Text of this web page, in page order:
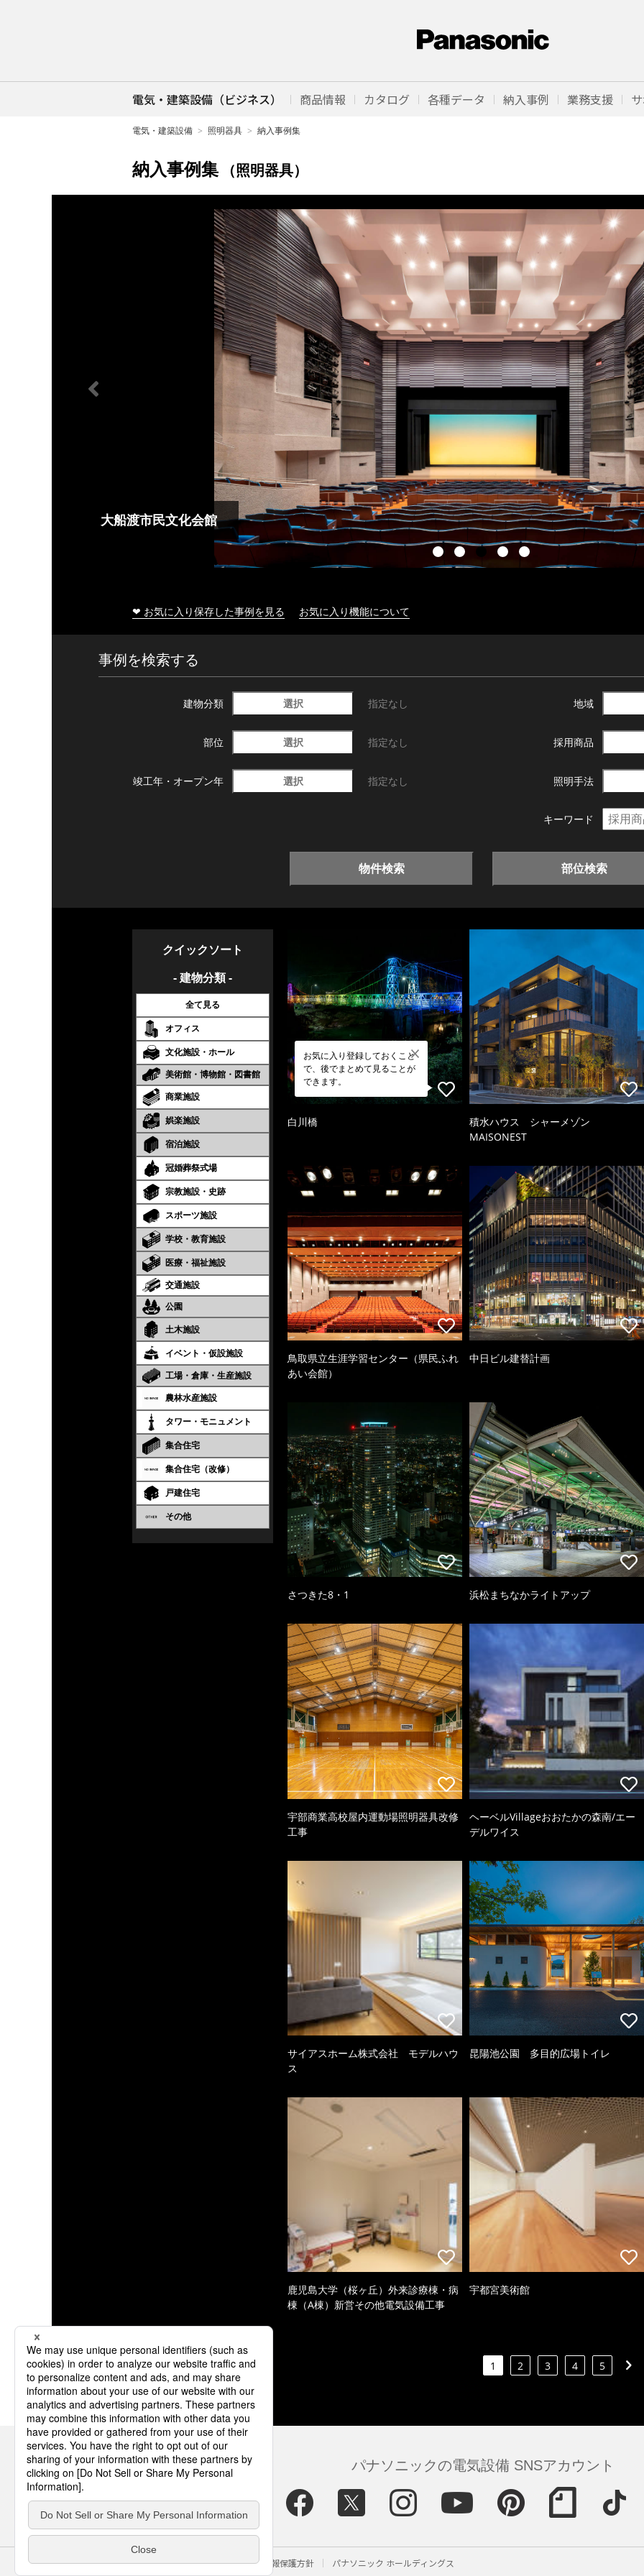
電気・建築設備（ビジネス） 商品情報 カタログ 各種データ 納入事例 業務支援
電気・建築設備 照明器具 納入事例集
納入事例集 （照明器具）
大船渡市民文化会館
❤ お気に入り保存した事例を見る お気に入り機能について
事例を検索する
建物分類 選択 指定なし 地域
部位 選択 指定なし 採用商品
竣工年・ オープン年 選択 指定なし 照明手法
キーワード
物件検索 部位検索
クイックソート
- 建物分類 -
全て見る
オフィス
文化施設・ホール
美術館・博物館・図書館
商業施設
娯楽施設
宿泊施設
冠婚葬祭式場
宗教施設・史跡
スポーツ施設
学校・教育施設
医療・福祉施設
交通施設
公園
土木施設
イベント・仮設施設
工場・倉庫・生産施設
農林水産施設
タワー・モニュメント
集合住宅
集合住宅（改修）
戸建住宅
その他
お気に入り登録しておくこと
で、後でまとめて見ることが
できます。
白川橋
積水ハウス シャーメゾン
MAISONEST
鳥取県立生涯学習センター（県民ふれ
あい会館）
中日ビル建替計画
さつきた8・1 浜松まちなかライトアップ
宇部商業高校屋内運動場照明器具改修
工事
ヘーベルVillageおおたかの森南/エー
デルワイス
サイアスホーム株式会社 モデルハウ
ス
昆陽池公園 多目的広場トイレ
鹿児島大学（桜ヶ丘）外来診療棟・病
棟（A棟）新営その他電気設備工事
宇都宮美術館
1 2 3 4 5
パナソニックの電気設備 SNSアカウント
サイトのご利用にあたって クッキーポリシー 個人情報保護方針 パナソニック ホールディングス